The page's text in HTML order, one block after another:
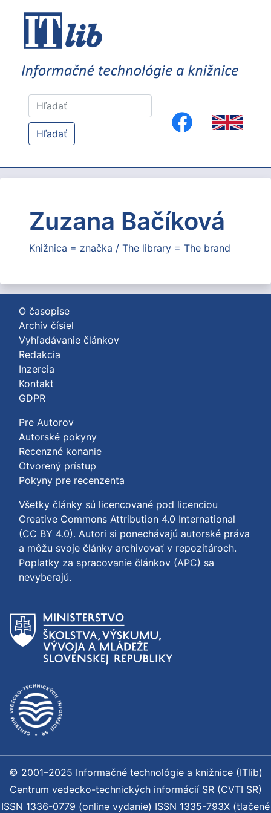
Hľadať
Zuzana Bačíková
Knižnica = značka / The library = The brand
O časopise
Archív čísiel
Vyhľadávanie článkov
Redakcia
Inzercia
Kontakt
GDPR
Pre Autorov
Autorské pokyny
Recenzné konanie
Otvorený prístup
Pokyny pre recenzenta
Všetky články sú licencované pod licenciou
Creative Commons Attribution 4.0 International
(CC BY 4.0). Autori si ponechávajú autorské práva
a môžu svoje články archivovať v repozitároch.
Poplatky za spracovanie článkov (APC) sa
nevyberajú.
© 2001–2025 Informačné technológie a knižnice (ITlib)
Centrum vedecko-technických informácií SR (CVTI SR)
ISSN 1336-0779 (online vydanie) ISSN 1335-793X (tlačené